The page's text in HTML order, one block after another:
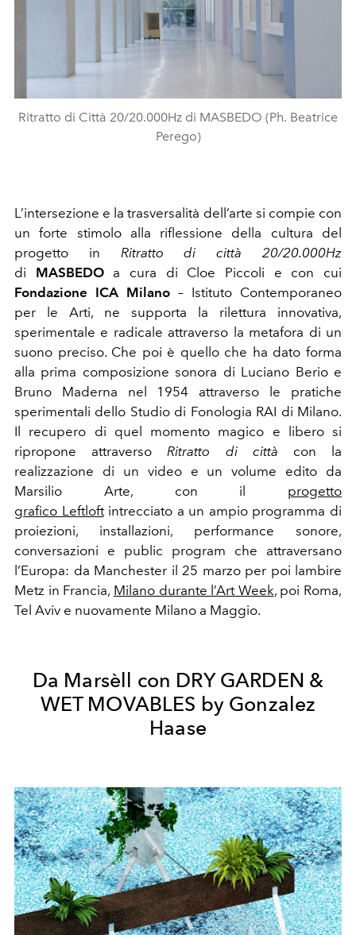
Ritratto di Città 20/20.000Hz di MASBEDO (Ph. Beatrice
Perego)
L’intersezione e la trasversalità dell’arte si compie con
un forte stimolo alla riflessione della cultura del
progetto in Ritratto di città 20/20.000Hz
di MASBEDOa cura di Cloe Piccoli e con cui
Fondazione ICA Milano – Istituto Contemporaneo
per le Arti, ne supporta la rilettura innovativa,
sperimentale e radicale attraverso la metafora di un
suono preciso. Che poi è quello che ha dato forma
alla prima composizione sonora di Luciano Berio e
Bruno Maderna nel 1954 attraverso le pratiche
sperimentali dello Studio di Fonologia RAI di Milano.
Il recupero di quel momento magico e libero si
ripropone attraversoRitratto di città con la
realizzazione di un video e un volume edito da
Marsilio Arte, con il progetto
grafico Leftloftintrecciato a un ampio programma di
proiezioni, installazioni, performance sonore,
conversazioni e public program
che attraversano
l’Europa: da Manchester il 25 marzo per poi lambire
Metz in Francia, Milano durante l’Art Week, poi Roma,
Tel Aviv e nuovamente Milano a Maggio.
Da Marsèll con DRY GARDEN &
WET MOVABLES by Gonzalez
Haase